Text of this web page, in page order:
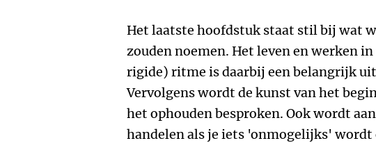
Het laatste hoofdstuk staat stil bij wat
zouden noemen. Het leven en werken
rigide) ritme is daarbij een belangrijk
Vervolgens wordt de kunst van het
het ophouden besproken. Ook wordt
handelen als je iets 'onmogelijks' wordt